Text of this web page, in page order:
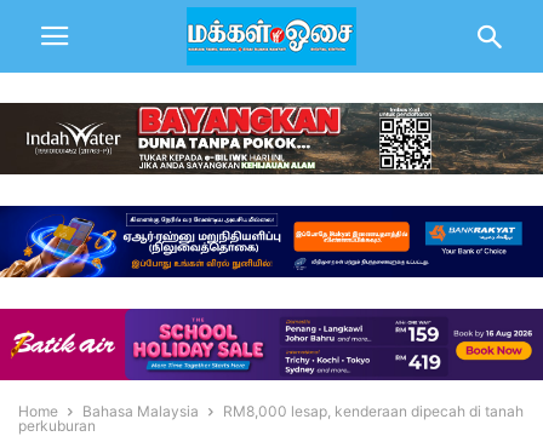
Home Bahasa Malaysia
RM8,000 lesap, kenderaan dipecah di tanah
perkuburan